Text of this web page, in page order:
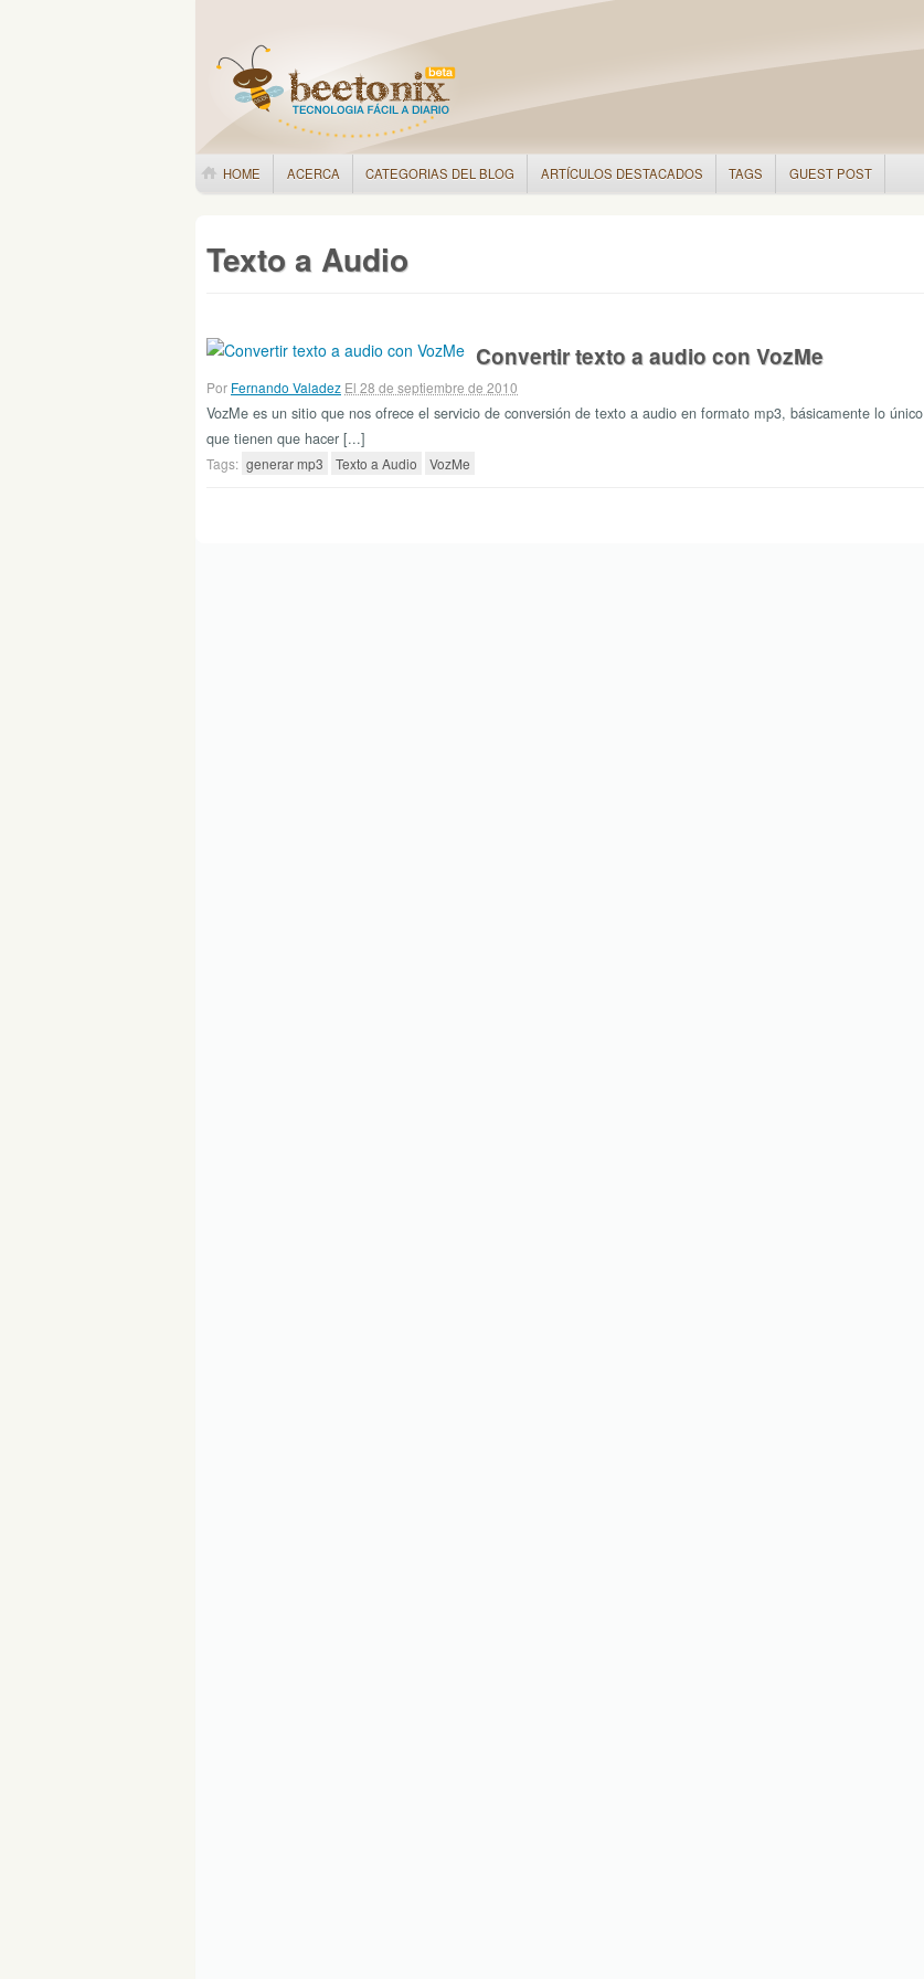
HOME ACERCA CATEGORIAS DEL BLOG ARTÍCULOS DESTACADOS TAGS GUEST POST
Texto a Audio
Convertir texto a audio con VozMe
Por Fernando Valadez El 28 de septiembre de 2010
VozMe es un sitio que nos ofrece el servicio de conversión de texto a audio en formato mp3, básicamente lo único
que tienen que hacer [...]
Tags: generar mp3 Texto a Audio VozMe